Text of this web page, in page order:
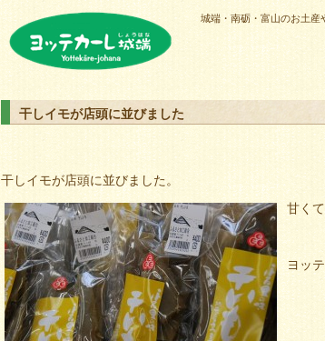
城端・南砺・富山のお土産
干しイモが店頭に並びました
干しイモが店頭に並びました。
甘く
ヨッ